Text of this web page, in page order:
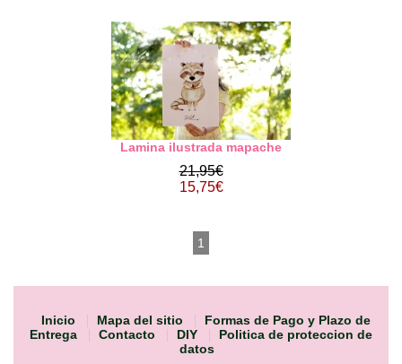
Lamina ilustrada mapache
21,95€
15,75€
1
Inicio Mapa del sitio
Formas de Pago y Plazo de
Entrega
Contacto DIY
Politica de proteccion de
datos